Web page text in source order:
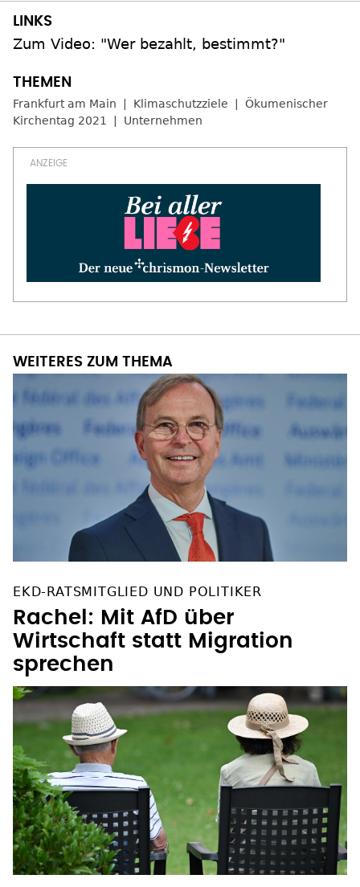
Zum Video: "Wer bezahlt, bestimmt?"
Frankfurt am Main Klimaschutzziele
Ökumenischer
Kirchentag 2021
Unternehmen
WEITERES ZUM THEMA
EKD-RATSMITGLIED UND POLITIKER
Rachel: Mit AfD über
Wirtschaft statt Migration
sprechen